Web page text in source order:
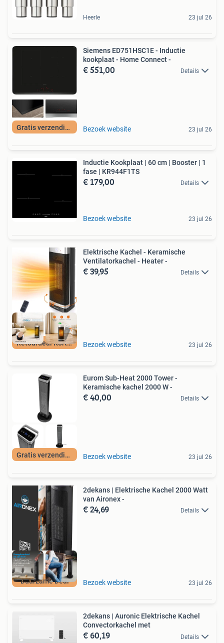
Heerle 23 jul 26
Gratis verzending
Siemens ED751HSC1E - Inductie
kookplaat - Home Connect -
€ 551,00 Details
Bezoek website 23 jul 26
Inductie Kookplaat | 60 cm | Booster | 1
fase | KR944F1TS
€ 179,00 Details
Bezoek website 23 jul 26
Retourdeal Korting
Elektrische Kachel - Keramische
Ventilatorkachel - Heater -
€ 39,95 Details
Bezoek website 23 jul 26
Gratis verzending
Eurom Sub-Heat 2000 Tower -
Keramische kachel 2000 W -
€ 40,00 Details
Bezoek website 23 jul 26
Duurzame Deal
2dekans | Elektrische Kachel 2000 Watt
van Aironex -
€ 24,69 Details
Bezoek website 23 jul 26
2dekans | Auronic Elektrische Kachel
Convectorkachel met
€ 60,19 Details